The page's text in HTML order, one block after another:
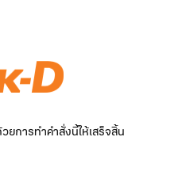
การทำคำสั่งนี้ให้เสร็จสิ้น